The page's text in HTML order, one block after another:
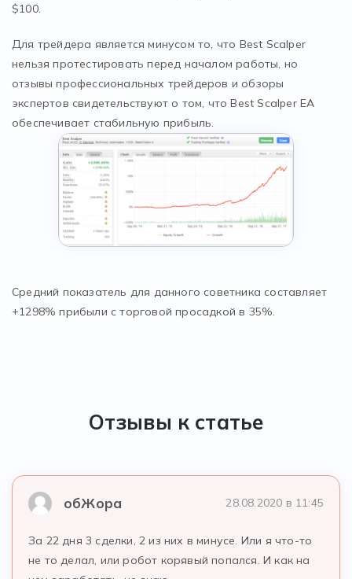
$100.
Для трейдера является минусом то, что Best Scalper
нельзя протестировать перед началом работы, но
отзывы профессиональных трейдеров и обзоры
экспертов свидетельствуют о том, что Best Scalper EA
обеспечивает стабильную прибыль.
Средний показатель для данного советника составляет
+1298% прибыли с торговой просадкой в 35%.
Отзывы к статье
обЖора 28.08.2020 в 11:45
За 22 дня 3 сделки, 2 из них в минусе. Или я что-то
не то делал, или робот корявый попался. И как на